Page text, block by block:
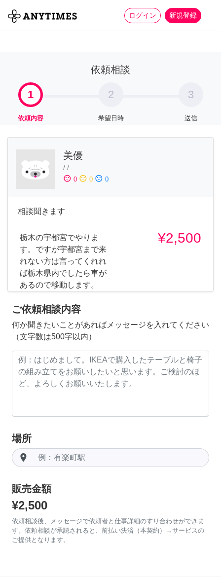
ログイン 新規登録
全て 家事 more_horiz
依頼相談
1
依頼内容
2
希望日時
3
送信
美優
/ /
sentiment_satisfied 0 sentiment_neutral 0 sentiment_dissatisfied 0
相談聞きます
栃木の宇都宮でやりま
す。ですが宇都宮まで来
れない方は言ってくれれ
ば栃木県内でしたら車が
あるので移動します。
¥2,500
ご依頼相談内容
何か聞きたいことがあればメッセージを入れてください
（文字数は500字以内）
場所
room
販売金額
¥2,500
依頼相談後、メッセージで依頼者と仕事詳細のすり合わせができま
す。依頼相談が承認されると、前払い決済（本契約）→サービスの
ご提供となります。